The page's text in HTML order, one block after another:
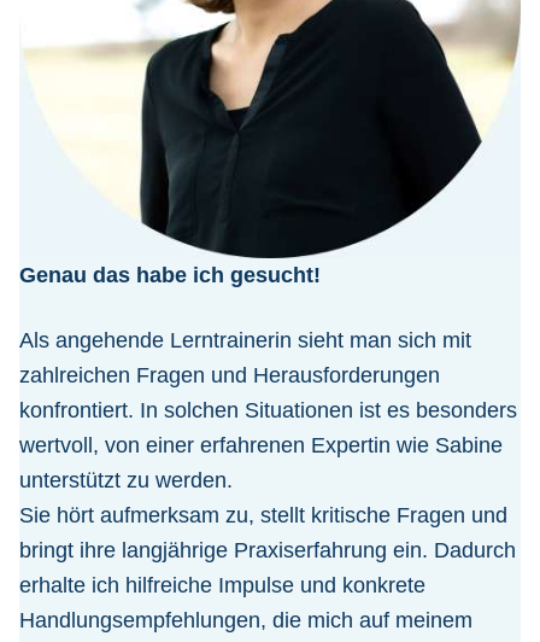
Genau das habe ich gesucht!
Als angehende Lerntrainerin sieht man sich mit
zahlreichen Fragen und Herausforderungen
konfrontiert. In solchen Situationen ist es besonders
wertvoll, von einer erfahrenen Expertin wie Sabine
unterstützt zu werden.
Sie hört aufmerksam zu, stellt kritische Fragen und
bringt ihre langjährige Praxiserfahrung ein. Dadurch
erhalte ich hilfreiche Impulse und konkrete
Handlungsempfehlungen, die mich auf meinem